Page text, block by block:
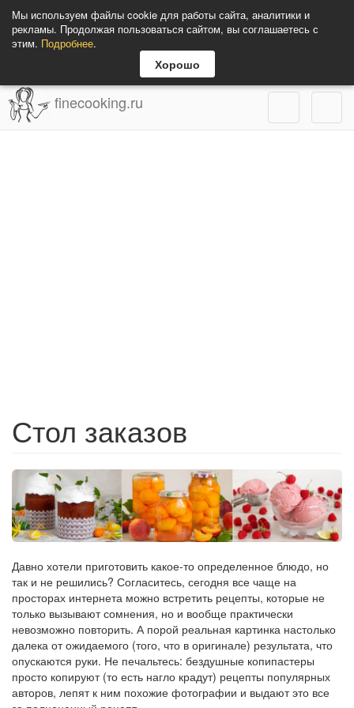
Мы используем файлы cookie для работы сайта, аналитики и
рекламы. Продолжая пользоваться сайтом, вы соглашаетесь с
этим. Подробнее.
Хорошо
finecooking.ru
Стол заказов
Давно хотели приготовить какое-то определенное блюдо, но
так и не решились? Согласитесь, сегодня все чаще на
просторах интернета можно встретить рецепты, которые не
только вызывают сомнения, но и вообще практически
невозможно повторить. А порой реальная картинка настолько
далека от ожидаемого (того, что в оригинале) результата, что
опускаются руки. Не печальтесь: бездушные копипастеры
просто копируют (то есть нагло крадут) рецепты популярных
авторов, лепят к ним похожие фотографии и выдают это все